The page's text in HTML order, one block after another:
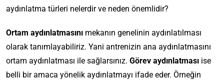
aydınlatma türleri nelerdir ve neden önemlidir?
Ortam aydınlatmasını mekanın genelinin aydınlatılması
olarak tanımlayabiliriz. Yani antrenizin ana aydınlatmasını
ortam aydınlatması ile sağlarsınız. Görev aydınlatması ise
belli bir amaca yönelik aydınlatmayı ifade eder. Örneğin